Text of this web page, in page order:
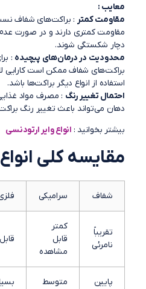
معایب :
مقاومت کمتر : براکت‌های شفاف
مقاومت کمتری دارند و در صورت
دچار شکستگی شوند.
محدودیت در درمان‌های پیچیده :
براکت‌های شفاف ممکن است کارایی
استفاده از انواع دیگر براکت‌ها باشد.
احتمال تغییر رنگ : مصرف مواد
دهان می‌تواند باعث تغییر رنگ
بیشتر بخوانید : انواع وایر ارتودنسی
مقایسه کلی
شفاف سرامیکی
تقریباً
نامرئی
کمتر
قابل
مشاهده
پایین متوسط